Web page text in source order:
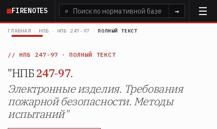
Перейти
основному
FIRENOTES ⌕ →
ГЛАВНАЯ › НПБ › НПБ 247-97 › ПОЛНЫЙ ТЕКСТ
НПБ 247-97 · ПОЛНЫЙ ТЕКСТ
"НПБ247-97.
Электронные изделия. Требования
пожарной безопасности. Методы
испытаний"